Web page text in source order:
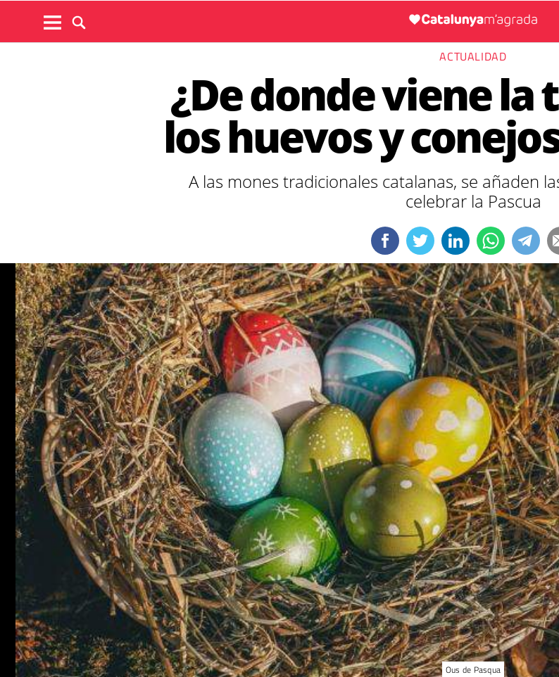
ACTUALIDAD
¿De donde viene la
los huevos y
A las mones tradicionales catalanas, se añaden
celebrar la Pascua
Ous de Pasqua